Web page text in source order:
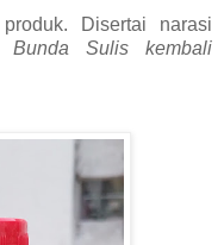
Disertai narasi
Bunda Sulis kembali